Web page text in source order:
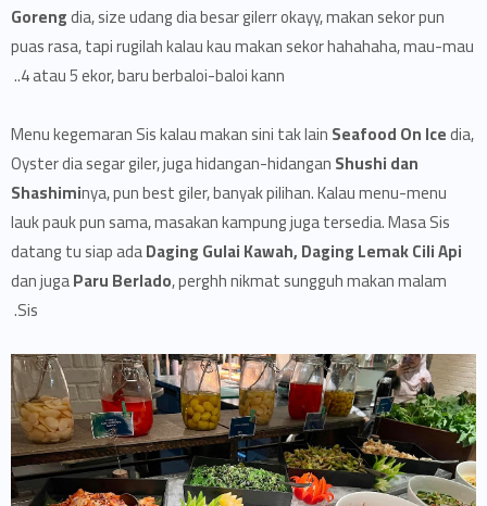
Gorengdia, size udang dia besar gilerr okayy, makan sekor pun
puas rasa, tapi rugilah kalau kau makan sekor hahahaha, mau-mau
4 atau 5 ekor, baru berbaloi-baloi kann..
Menu kegemaran Sis kalau makan sini tak lainSeafood On Icedia,
Oyster dia segar giler, juga hidangan-hidanganShushi dan
Shashiminya, pun best giler, banyak pilihan. Kalau menu-menu
lauk pauk pun sama, masakan kampung juga tersedia. Masa Sis
datang tu siap adaDaging Gulai Kawah, Daging Lemak Cili Api
dan jugaParu Berlado, perghh nikmat sungguh makan malam
Sis.